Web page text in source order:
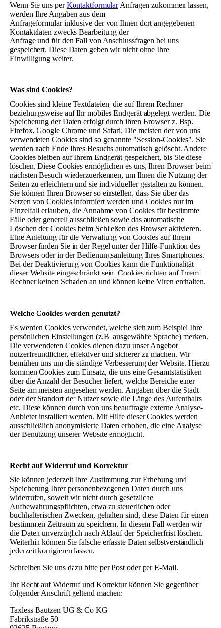
Wenn Sie uns perKontaktformularAnfragen zukommen lassen,
werden Ihre Angaben aus dem
Anfrageformular inklusive der von Ihnen dort angegebenen
Kontaktdaten zwecks Bearbeitung der
Anfrage und für den Fall von Anschlussfragen bei uns
gespeichert. Diese Daten geben wir nicht ohne Ihre
Einwilligung weiter.
Was sind Cookies?
Cookies sind kleine Textdateien, die auf Ihrem Rechner
beziehungsweise auf Ihr mobiles Endgerät abgelegt werden. Die
Speicherung der Daten erfolgt durch ihren Browser z. Bsp.
Firefox, Google Chrome und Safari. Die meisten der von uns
verwendeten Cookies sind so genannte "Session-Cookies". Sie
werden nach Ende Ihres Besuchs automatisch gelöscht. Andere
Cookies bleiben auf Ihrem Endgerät gespeichert, bis Sie diese
löschen. Diese Cookies ermöglichen es uns, Ihren Browser beim
nächsten Besuch wiederzuerkennen, um Ihnen die Nutzung der
Seiten zu erleichtern und sie individueller gestalten zu können.
Sie können Ihren Browser so einstellen, dass Sie über das
Setzen von Cookies informiert werden und Cookies nur im
Einzelfall erlauben, die Annahme von Cookies für bestimmte
Fälle oder generell ausschließen sowie das automatische
Löschen der Cookies beim Schließen des Browser aktivieren.
Eine Anleitung für die Verwaltung von Cookies auf Ihrem
Browser finden Sie in der Regel unter der Hilfe-Funktion des
Browsers oder in der Bedienungsanleitung Ihres Smartphones.
Bei der Deaktivierung von Cookies kann die Funktionalität
dieser Website eingeschränkt sein. Cookies richten auf Ihrem
Rechner keinen Schaden an und können keine Viren enthalten.
Welche Cookies werden genutzt?
Es werden Cookies verwendet, welche sich zum Beispiel Ihre
persönlichen Einstellungen (z.B. ausgewählte Sprache) merken.
Die verwendeten Cookies dienen dazu unser Angebot
nutzerfreundlicher, effektiver und sicherer zu machen. Wir
bemühen uns um die ständige Verbesserung der Website. Hierzu
kommen Cookies zum Einsatz, die uns eine Gesamtstatistiken
über die Anzahl der Besucher liefert, welche Bereiche einer
Seite am meisten angesehen werden, Angaben über die Stadt
oder der Standort der Nutzer sowie die Länge des Aufenthalts
etc. Diese können durch von uns beauftragte externe Analyse-
Anbieter installiert werden. Mit Hilfe dieser Cookies werden
ausschließlich anonymisierte Daten erhoben, die eine Analyse
der Benutzung unserer Website ermöglicht.
Recht auf Widerruf und Korrektur
Sie können jederzeit Ihre Zustimmung zur Erhebung und
Speicherung Ihrer personenbezogenen Daten durch uns
widerrufen, soweit wir nicht durch gesetzliche
Aufbewahrungspflichten, etwa zu steuerlichen oder
buchhalterischen Zwecken, gehalten sind, diese Daten für einen
bestimmten Zeitraum zu speichern. In diesem Fall werden wir
die Daten unverzüglich nach Ablauf der Speicherfrist löschen.
Weiterhin können Sie falsche erfasste Daten selbstverständlich
jederzeit korrigieren lassen.
Schreiben Sie uns dazu bitte per Post oder per E-Mail.
Ihr Recht auf Widerruf und Korrektur können Sie gegenüber
folgender Anschrift geltend machen:
Taxless Bautzen UG & Co KG
Fabrikstraße 50